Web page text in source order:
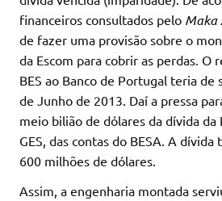
financeiros consultados pelo Maka
de fazer uma provisão sobre o
da Escom para cobrir as perdas. O
BES ao Banco de Portugal teria de
de Junho de 2013. Daí a pressa
meio bilião de dólares da dívida da
GES, das contas do BESA. A
600 milhões de dólares.
Assim, a engenharia montada